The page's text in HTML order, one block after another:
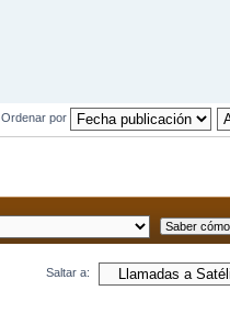
Ordenar por
Saltar a: